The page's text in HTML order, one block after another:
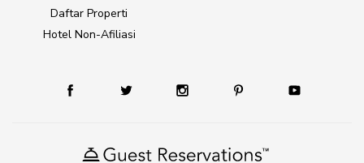
Daftar Properti
Hotel Non-Afiliasi